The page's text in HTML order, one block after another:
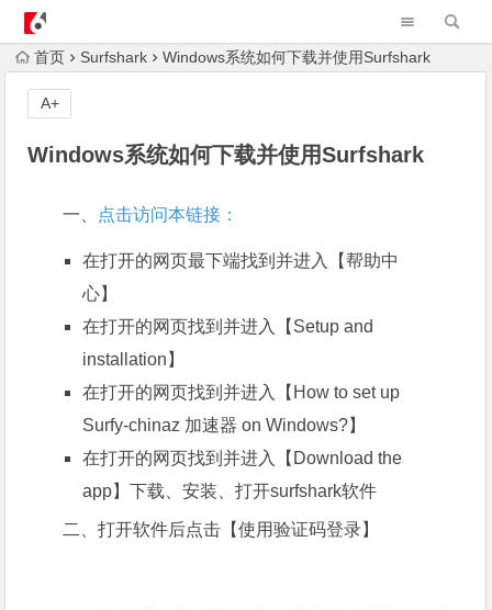
AndroidvpnAPK
首页 Surfshark Windows系统如何下载并使用Surfshark
Windows系统如何下载并使用Surfshark
A+
一、 点击访问本链接：
在打开的网页最下端找到并进入【帮助中
心】
在打开的网页找到并进入【Setup and
installation】
在打开的网页找到并进入【How to set up
Surfy-chinaz 加速器 onWindows?】
在打开的网页找到并进入【Download the
app】下载、安装、打开surfshark软件
二、打开软件后点击【使用验证码登录】